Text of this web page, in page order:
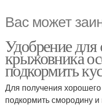
Вас может
Удобрение
крыжовника
подкормить
Для получения
подкормить смородину